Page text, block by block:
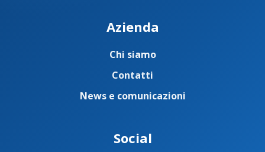
Azienda
Chi siamo
Contatti
News e comunicazioni
Social